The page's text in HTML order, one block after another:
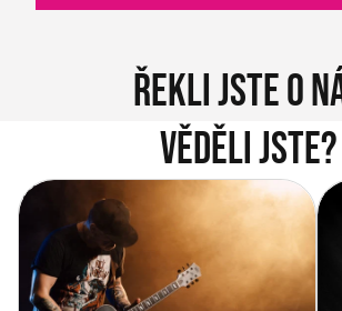
Řekli jste o
Věděli jste?
Vítejte na novém e-shopu Music
City